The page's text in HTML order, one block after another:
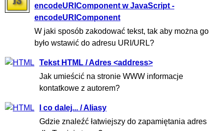
encodeURIComponent w JavaScript -
encodeURIComponent
W jaki sposób zakodować tekst, tak aby można go
było wstawić do adresu URI/URL?
Tekst HTML / Adres <address>
Jak umieścić na stronie WWW informacje
kontatkowe z autorem?
I co dalej... / Aliasy
Gdzie znaleźć łatwiejszy do zapamiętania adres